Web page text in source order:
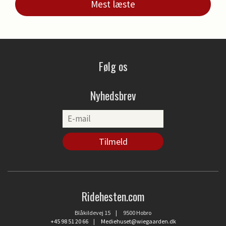
Mest læste
Følg os
Nyhedsbrev
Ridehesten.com
Blåkildevej 15 | 9500 Hobro
+45 98 51 20 66| Mediehuset@wiegaarden.dk